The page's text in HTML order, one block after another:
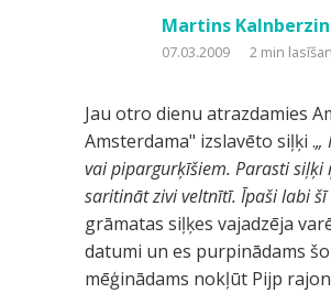
Martins
07.03.2009 2 min
Jau otro dienu atrazdamies
Amsterdama" izslavēto siļķi .„
vai pipargurķīšiem. Parasti siļķi
saritināt zivi veltnītī. Īpaši labi
grāmatas siļķes vajadzēja
datumi un es purpinādams
mēģinādams nokļūt Pijp